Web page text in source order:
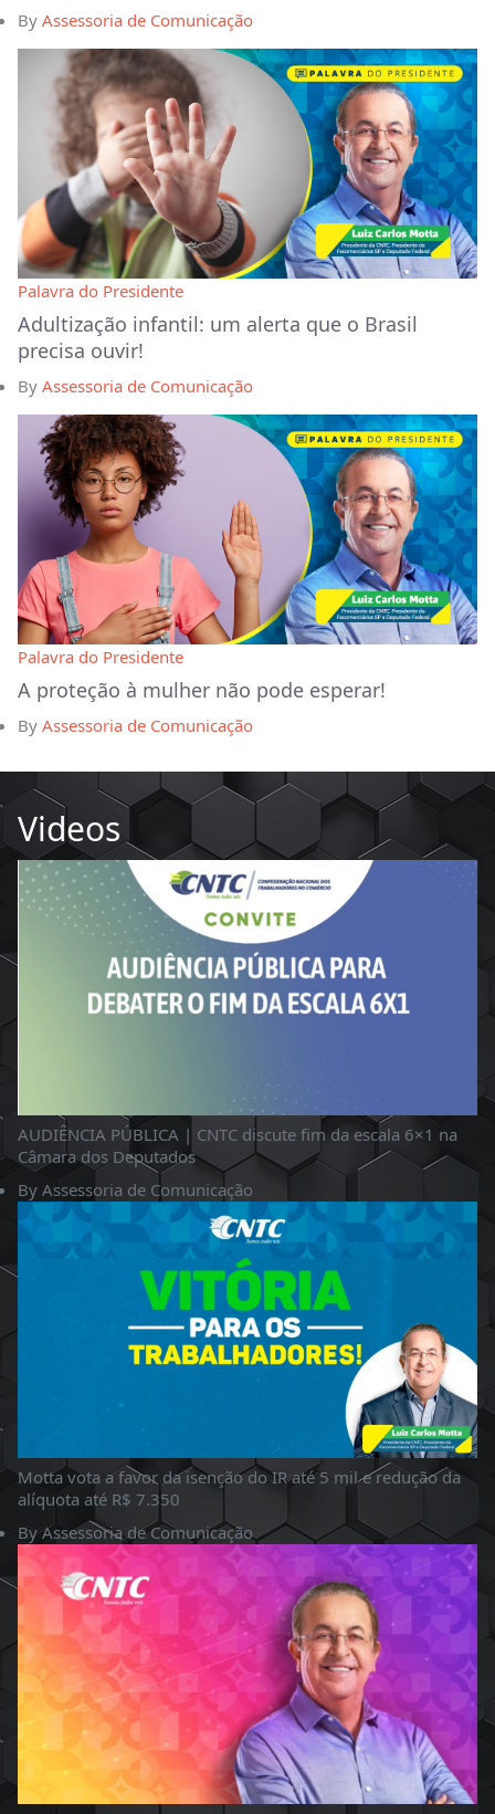
By Assessoria de Comunicação
Palavra do Presidente
Adultização infantil: um alerta que o Brasil
precisa ouvir!
By Assessoria de Comunicação
Palavra do Presidente
A proteção à mulher não pode esperar!
By Assessoria de Comunicação
Videos
AUDIÊNCIA PÚBLICA | CNTC discute fim da escala 6×1 na
Câmara dos Deputados
By Assessoria de Comunicação
Motta vota a favor da isenção do IR até 5 mil e redução da
alíquota até R$ 7.350
By Assessoria de Comunicação